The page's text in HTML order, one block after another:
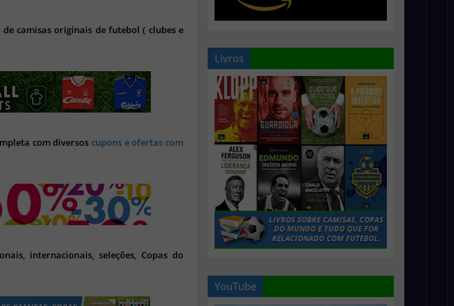
camisas originais de futebol ( clubes e
com diversoscupons e ofertas com
internacionais, seleções, Copas do
Livros
YouTube